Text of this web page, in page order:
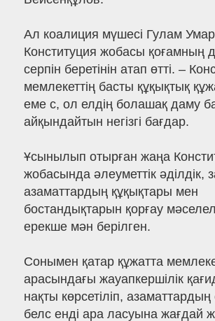
Ал коалиция мүшесі Гулам
Конституция жобасы қоғамның
серпін беретінін атап өтті. –
мемлекеттің басты құқықтық
еме с, ол елдің болашақ даму
айқындайтын негізгі бағдар.
Ұсынылып отырған жаңа
жобасында әлеуметтік әділдік,
азаматтардың құқықтары мен
бостандықтарын қорғау
ерекше мән берілген.
Сонымен қатар құжатта
арасындағы жауапкершілік
нақты көрсетіліп, азаматтардың
белс енді ара ласуына жағдай